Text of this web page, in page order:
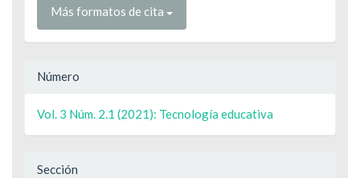
Más formatos de cita
Número
Vol. 3 Núm. 2.1 (2021): Tecnología educativa
Sección